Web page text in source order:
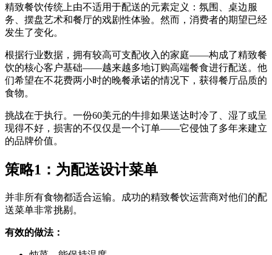
精致餐饮传统上由不适用于配送的元素定义：氛围、桌边服
务、摆盘艺术和餐厅的戏剧性体验。然而，消费者的期望已经
发生了变化。
根据行业数据，拥有较高可支配收入的家庭——构成了精致餐
饮的核心客户基础——越来越多地订购高端餐食进行配送。他
们希望在不花费两小时的晚餐承诺的情况下，获得餐厅品质的
食物。
挑战在于执行。一份60美元的牛排如果送达时冷了、湿了或呈
现得不好，损害的不仅仅是一个订单——它侵蚀了多年来建立
的品牌价值。
策略1：为配送设计菜单
并非所有食物都适合运输。成功的精致餐饮运营商对他们的配
送菜单非常挑剔。
有效的做法：